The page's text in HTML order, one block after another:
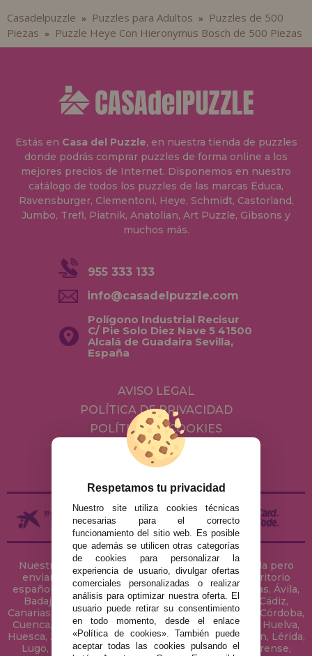
Casadelpuzzle » Puzzles para Adultos »
Puzzles de 500
Piezas » Puzzle Heye Con Hieronymus Bosch de 500 Piezas
Estás en Casa del Puzzle, en nuestra tienda de puzzles
donde podrás comprar puzzles de forma online a los
mejores precios de Internet. Disponemos en nuestro
catálogo de todos los puzzles de las marcas Educa,
Ravensburger, Clementoni, Heye, Schmidt, Castorland,
Jumbo, Trefl, Piatnik, Anatolian, Art Puzzle, Gibsons y
muchos más.
955 333 133
info@casadelpuzzle.com
Polígono Industrial Recisur
C/ Pie Solo Diez Nave 5 41500
Alcalá de Guadaira Sevilla,
España
AVISO LEGAL
POLÍTICA DE PRIVACIDAD
POLÍTICA DE COOKIES
ENVÍOS Y DEVOLUCIONES
DEVOLUCIONES / DESISTIMIENTO
Nuestra tienda de puzzles está ubicada en Sevilla pero
enviamos tus puzzles a cualquier ciudad del territorio
español: Álava, Albacete, Alicante, Almería, Asturias, Ávila,
Badajoz, Baleares, Barcelona, Burgos, Cáceres, Cádiz,
Canarias, Cantabria, Castellón, Ceuta, Ciudad Real, Córdoba,
Cuenca, Gerona, Granada, Guadalajara, Guipúzcoa, Huelva,
Huesca, Jaén, La Coruña, La Rioja, Las Palmas, Leon, Lérida,
Lugo, Madrid, Málaga, Melilla, Murcia, Navarra, Orense,
Respetamos tu privacidad
Nuestro site utiliza cookies técnicas
necesarias para el correcto
funcionamiento del sitio web. Es posible
que además se utilicen otras categorías
de cookies para personalizar la
experiencia de usuario, divulgar ofertas
comerciales personalizadas o realizar
análisis para optimizar nuestra oferta. El
usuario puede retirar su consentimiento
en todo momento, desde el enlace
«Política de cookies». También puede
aceptar todas las cookies pulsando el